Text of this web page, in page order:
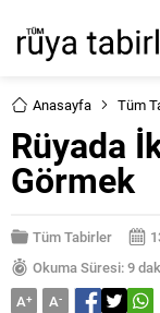
Anasayfa Tüm
Rüyada
Görmek
Tüm Tabirler
Okuma Süresi: 9
A+ A-